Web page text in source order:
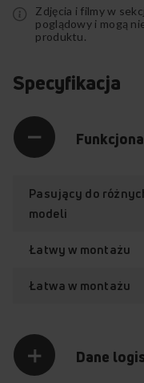
Zdjęcia i filmy w
poglądowy i mogą
produktu.
Specyfikacja
Pasujący do
modeli
Łatwy w montażu
Łatwa w montażu
Dane